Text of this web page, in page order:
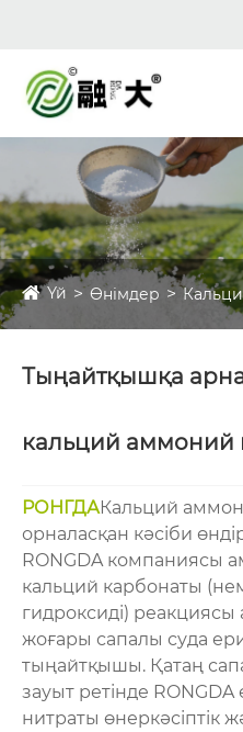
Үй Өнімдер
Тыңайтқышқа
кальций аммоний
РОНГДАКальций
орналасқан кәсіби
RONGDA компаниясы
кальций карбонаты
гидроксиді) реакциясы
жоғары сапалы суда
тыңайтқышы. Қатаң
зауыт ретінде
нитраты